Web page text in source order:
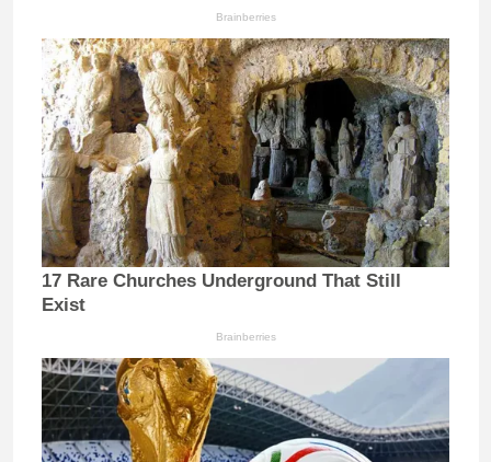
Brainberries
17 Rare Churches Underground That Still
Exist
Brainberries